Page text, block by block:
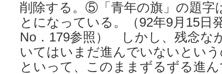
削除する。⑤「青年の旗」の題字
とになっている。（92年9月15日
No．179参照） しかし、残念な
いてはいまだ進んでいないとい
といって、このままずるずる進